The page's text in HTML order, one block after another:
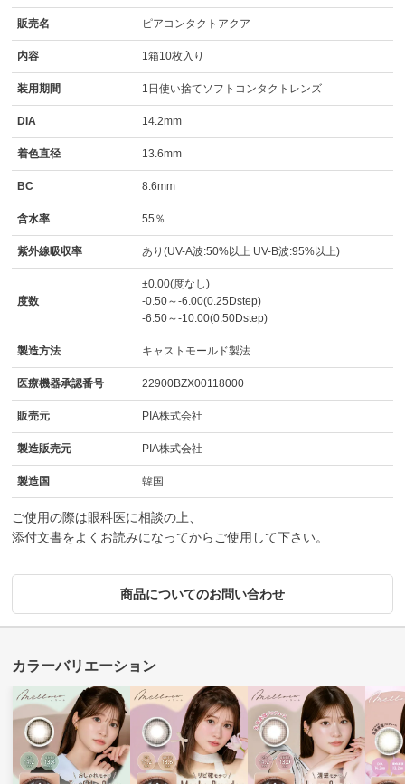
販売名 ピアコンタクトアクア
内容 1箱10枚入り
装用期間 1日使い捨てソフトコンタクトレンズ
DIA 14.2mm
着色直径 13.6mm
BC 8.6mm
含水率 55％
紫外線吸収率 あり(UV-A波:50%以上 UV-B波:95%以上)
度数
±0.00(度なし)
-0.50～-6.00(0.25Dstep)
-6.50～-10.00(0.50Dstep)
製造方法 キャストモールド製法
医療機器承認番号 22900BZX00118000
販売元 PIA株式会社
製造販売元 PIA株式会社
製造国 韓国
ご使用の際は眼科医に相談の上、
添付文書をよくお読みになってからご使用して下さい。
商品についてのお問い合わせ